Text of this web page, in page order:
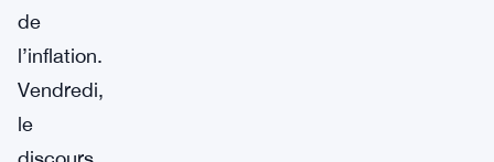
de
l’inflation.
Vendredi,
le